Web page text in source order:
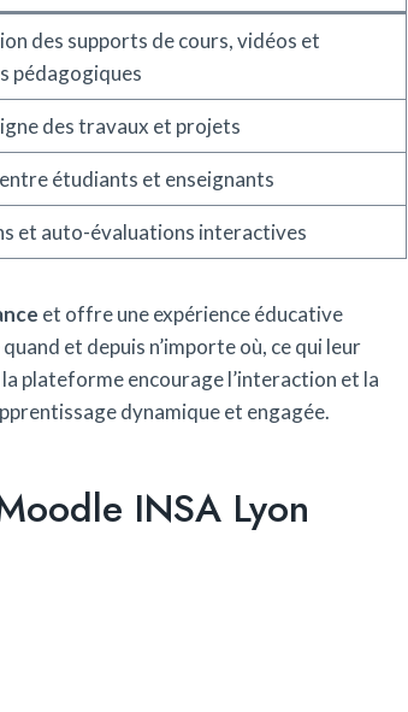
des supports de cours, vidéos et
pédagogiques
des travaux et projets
étudiants et enseignants
et auto-évaluations interactives
et offre une expérience éducative
et depuis n’importe où, ce qui leur
plateforme encourage l’interaction et la
dynamique et engagée.
INSA Lyon